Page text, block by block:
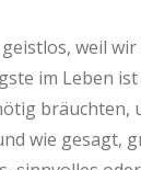
weil
im Leben
wie gesagt,